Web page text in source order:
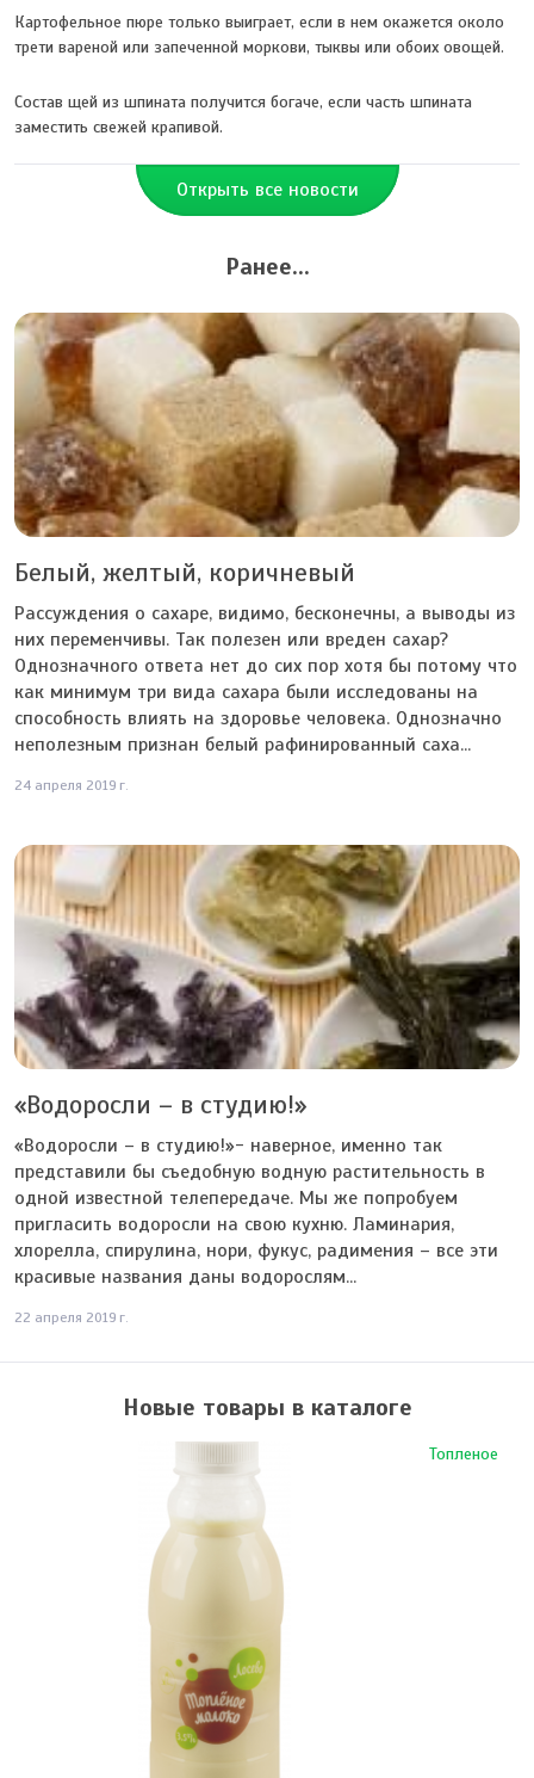
Картофельное пюре только выиграет, если в нем окажется около
трети вареной или запеченной моркови, тыквы или обоих овощей.
Состав щей из шпината получится богаче, если часть шпината
заместить свежей крапивой.
Открыть все новости
Ранее...
Белый, желтый, коричневый
Рассуждения о сахаре, видимо, бесконечны, а выводы из
них переменчивы. Так полезен или вреден сахар?
Однозначного ответа нет до сих пор хотя бы потому что
как минимум три вида сахара были исследованы на
способность влиять на здоровье человека. Однозначно
неполезным признан белый рафинированный саха...
24 апреля 2019 г.
«Водоросли – в студию!»
«Водоросли – в студию!»- наверное, именно так
представили бы съедобную водную растительность в
одной известной телепередаче. Мы же попробуем
пригласить водоросли на свою кухню. Ламинария,
хлорелла, спирулина, нори, фукус, радимения – все эти
красивые названия даны водорослям...
22 апреля 2019 г.
Новые товары в каталоге
Топленое